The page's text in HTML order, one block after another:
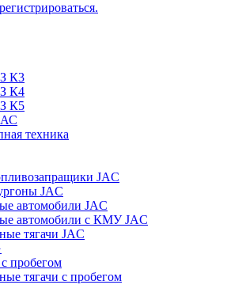
К3
К4
К5
техника
JAC
JAC
автомобили JAC
автомобили с КМУ JAC
тягачи JAC
пробегом
тягачи с пробегом